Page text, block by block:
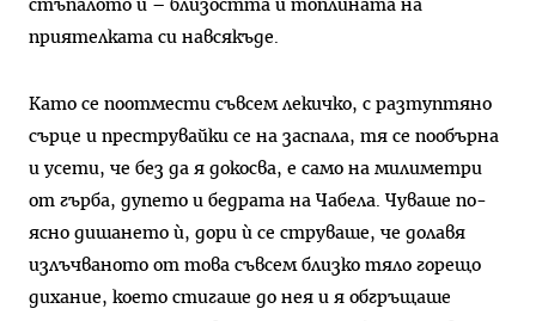
стъпалото ѝ – близостта и топлината на
приятелката си навсякъде.
Като се поотмести съвсем лекичко, с разтуптяно
сърце и преструвайки се на заспала, тя се пообърна
и усети, че без да я докосва, е само на милиметри
от гърба, дупето и бедрата на Чабела. Чуваше по-
ясно дишането ѝ, дори ѝ се струваше, че долавя
излъчваното от това съвсем близко тяло горещо
дихание, което стигаше до нея и я обгръщаше